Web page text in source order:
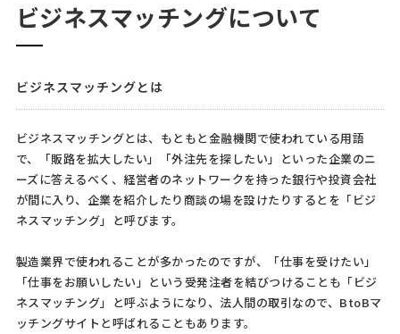
ビジネスマッチングについて
ビジネスマッチングとは
ビジネスマッチングとは、もともと金融機関で使われている用語
で、「販路を拡大したい」「外注先を探したい」といった企業のニ
ーズに答えるべく、経営者のネットワークを持った銀行や投資会社
が間に入り、企業を紹介したり商談の場を設けたりするとを「ビジ
ネスマッチング」と呼びます。
製造業界で使われることが多かったのですが、「仕事を受けたい」
「仕事をお願いしたい」という受発注者を結びつけることも「ビジ
ネスマッチング」と呼ぶようになり、法人間の取引なので、BtoBマ
ッチングサイトと呼ばれることもあります。